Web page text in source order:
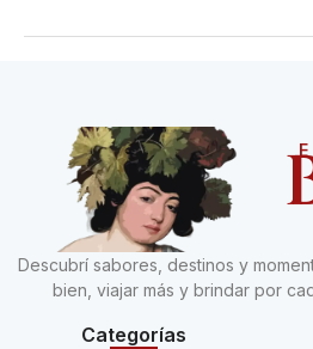
Descubrí sabores, destinos y
bien, viajar más y brindar por
Categorías